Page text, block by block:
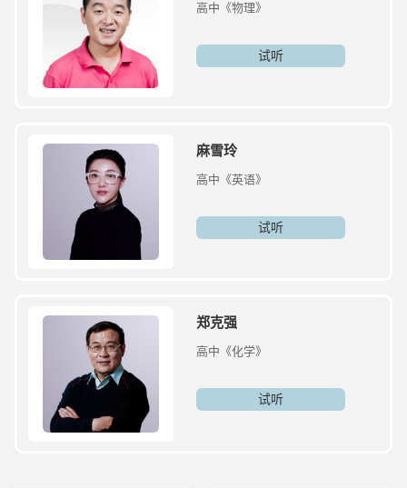
高中《物理》
试听
麻雪玲
高中《英语》
试听
郑克强
高中《化学》
试听